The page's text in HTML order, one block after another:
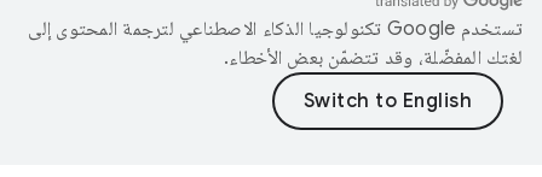
تستخدم Google تكنولوجيا الذكاء الاصطناعي لترجمة المحتوى إلى
لغتك المفضّلة، وقد تتضمّن بعض الأخطاء.